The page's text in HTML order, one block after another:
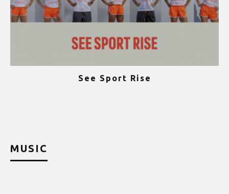
See Sport Rise
MUSIC